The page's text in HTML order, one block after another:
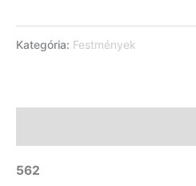
Kategória: Festmények
562